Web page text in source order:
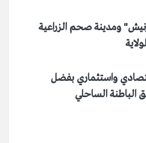
ومدينة صحم الزراعية
واستثماري بفضل
الساحلي